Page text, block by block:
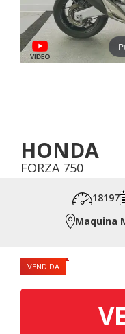
HONDA
FORZA 750
18197
Maquina
VENDIDA